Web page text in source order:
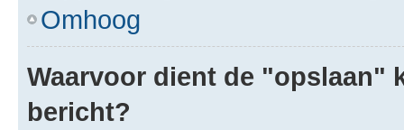
Omhoog
Waarvoor dient de "opslaan"
bericht?